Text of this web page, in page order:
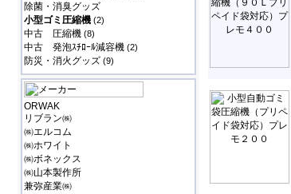
除菌・消臭グッズ
小型ゴミ圧縮機 (2)
中古 圧縮機 (8)
中古 発泡ｽﾁﾛｰﾙ減容機 (2)
防災・消火グッズ (9)
ORWAK
リブラン㈱
㈱エルコム
㈱ホワイト
㈱ボネックス
㈱山本製作所
兼弥産業㈱